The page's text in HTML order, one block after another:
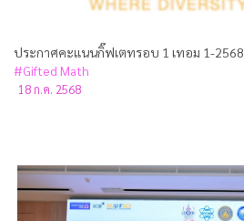
ประกาศคะแนนกิ๊ฟเตทรอบ 1 เทอม 1-2568
#Gifted Math
18 ก.ค. 2568